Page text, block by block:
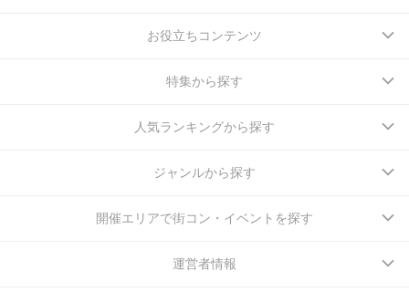
お役立ちコンテンツ
特集から探す
人気ランキングから探す
ジャンルから探す
開催エリアで街コン・イベントを探す
運営者情報